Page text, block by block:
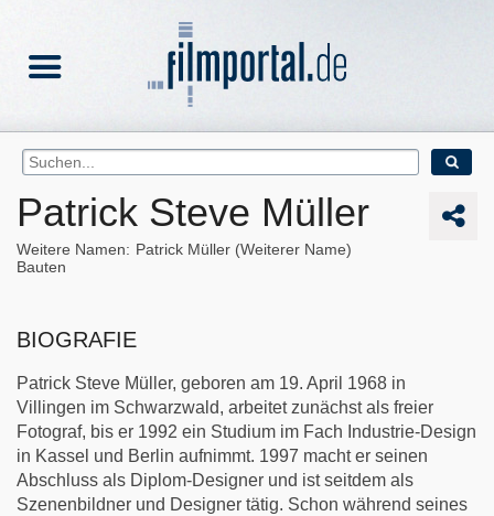
Patrick Steve Müller
Weitere Namen
Patrick Müller (Weiterer Name)
Bauten
BIOGRAFIE
Patrick Steve Müller, geboren am 19. April 1968 in
Villingen im Schwarzwald, arbeitet zunächst als freier
Fotograf, bis er 1992 ein Studium im Fach Industrie-Design
in Kassel und Berlin aufnimmt. 1997 macht er seinen
Abschluss als Diplom-Designer und ist seitdem als
Szenenbildner und Designer tätig. Schon während seines